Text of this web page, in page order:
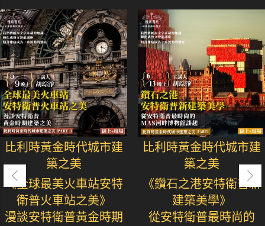
比利時黃金時代城市建
築之美
《全球最美火車站安特
衛普火車站之美》
漫談安特衛普黃金時期
比利時黃金時代城市建
築之美
《鑽石之港安特衛普新
建築美學》
從安特衛普最時尚的